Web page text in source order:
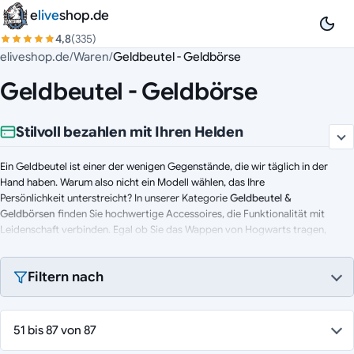
Zum Inhalt springen
eliveshop.de
4,8(335)
eliveshop.de/Waren/Geldbeutel - Geldbörse
Geldbeutel - Geldbörse
Stilvoll bezahlen mit Ihren Helden
Ein Geldbeutel ist einer der wenigen Gegenstände, die wir täglich in der
Hand haben. Warum also nicht ein Modell wählen, das Ihre
Persönlichkeit unterstreicht? In unserer KategorieGeldbeutel &
Geldbörsen finden Sie hochwertige Accessoires, die Funktionalität mit
Leidenschaft verbinden. Egal ob Sie das Wappen von Hogwarts tragen,
Gaming-Logo bevorzugen – hier finden Sie den perfekten Begleiter für
jeden Einkauf.
Highlights für die Hosentasche:
Filtern nach
51 bis 87 von 87